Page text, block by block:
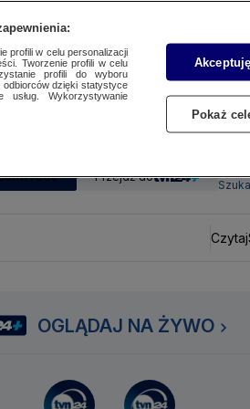
Przejdź do
Czytaj
OGLĄDAJ NA ŻYWO
profili w celu personalizacji
Tworzenie profili w celu
profili do wyboru
odbiorców dzięki statystyce
Wykorzystywanie
Akceptuję
Pokaż